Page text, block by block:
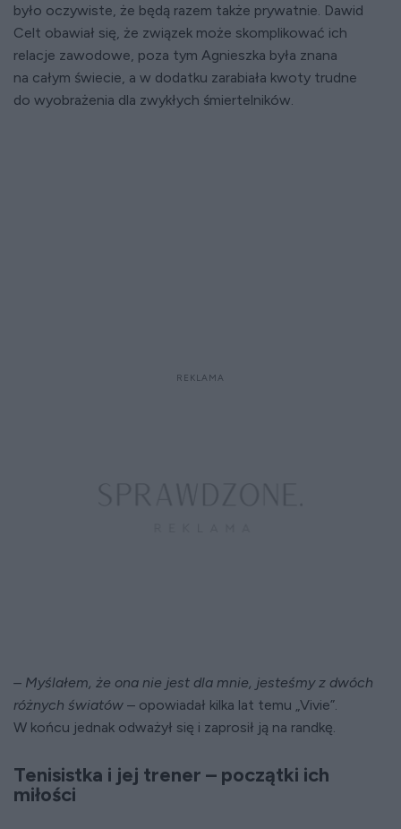
było oczywiste, że będą razem także prywatnie. Dawid
Celt obawiał się, że związek może skomplikować ich
relacje zawodowe, poza tym Agnieszka była znana
na całym świecie, a w dodatku zarabiała kwoty trudne
do wyobrażenia dla zwykłych śmiertelników.
– Myślałem, że ona nie jest dla mnie, jesteśmy z dwóch
różnych światów – opowiadał kilka lat temu „Vivie”.
W końcu jednak odważył się i zaprosił ją na randkę.
Tenisistka i jej trener – początki ich
miłości